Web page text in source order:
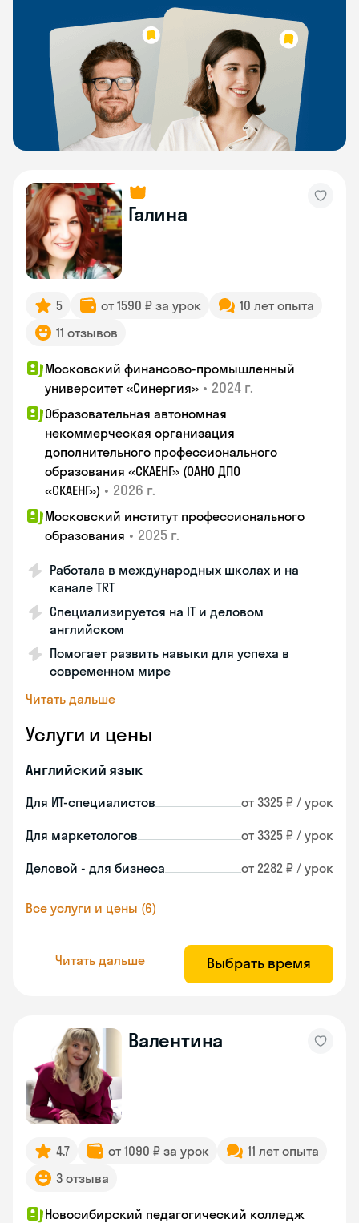
Галина
5 от 1590 ₽ за урок
10 лет опыта
11 отзывов
Московский финансово-промышленный
университет «Синергия» • 2024 г.
Образовательная автономная
некоммерческая организация
дополнительного профессионального
образования «СКАЕНГ» (ОАНО ДПО
«СКАЕНГ») • 2026 г.
Московский институт профессионального
образования • 2025 г.
Работала в международных школах и на
канале TRT
Специализируется на IT и деловом
английском
Помогает развить навыки для успеха в
современном мире
Читать дальше
Услуги и цены
Английский язык
Для ИТ-специалистов от 3325 ₽ / урок
Для маркетологов от 3325 ₽ / урок
Деловой - для бизнеса от 2282 ₽ / урок
Все услуги и цены (6)
Читать дальше Выбрать время
Валентина
4.7 от 1090 ₽ за урок
11 лет опыта
3 отзыва
Новосибирский педагогический колледж